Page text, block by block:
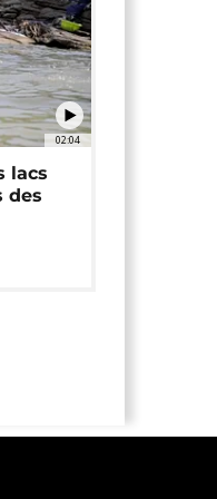
02:04
lacs
des